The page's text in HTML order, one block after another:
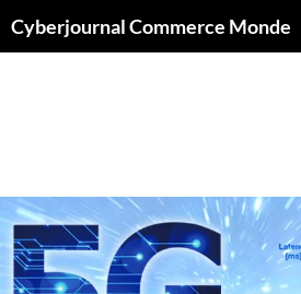
auCyberjournal Commerce Monde